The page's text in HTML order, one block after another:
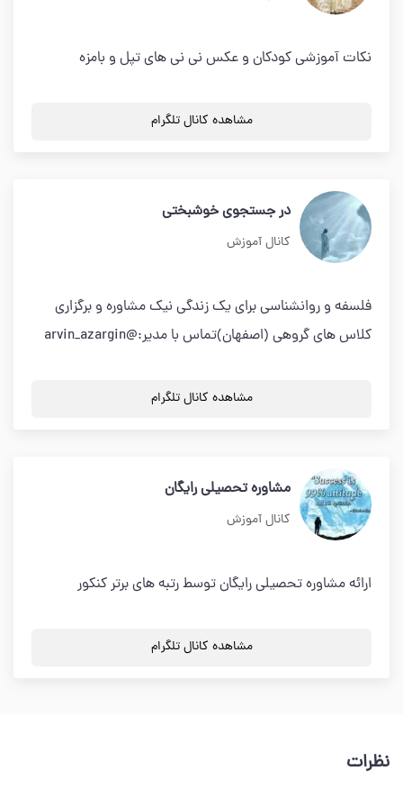
نکات آموزشی کودکان و عکس نی نی های تپل و بامزه
مشاهده کانال تلگرام
در جستجوی خوشبختی
کانال آموزش
فلسفه و روانشناسی برای یک زندگی نیک مشاوره و برگزاری
کلاس های گروهی (اصفهان)تماس با مدیر:@arvin_azargin
مشاهده کانال تلگرام
مشاوره تحصیلی رایگان
کانال آموزش
ارائه مشاوره تحصیلی رایگان توسط رتبه های برتر کنکور
مشاهده کانال تلگرام
نظرات